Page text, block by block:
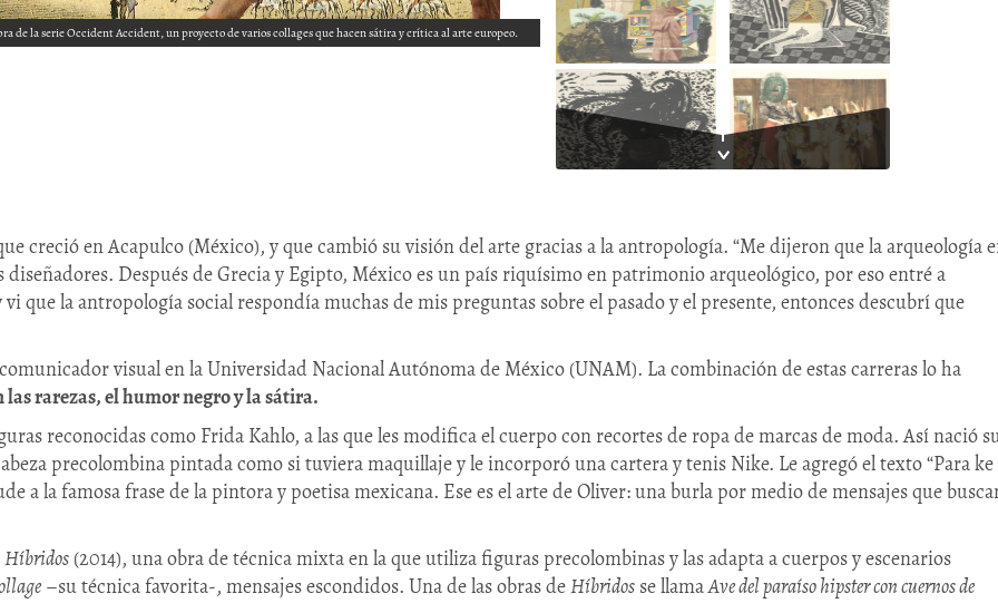
de la serie Occident Accident, un proyecto de varios collages que hacen sátira y crítica al arte europeo.
1
creció en Acapulco (México), y que cambió su visión del arte gracias a la antropología. “Me dijeron que la arqueología
Después de Grecia y Egipto, México es un país riquísimo en patrimonio arqueológico, por eso entré a
que la antropología social respondía muchas de mis preguntas sobre el pasado y el presente, entonces descubrí que
visual en la Universidad Nacional Autónoma de México (UNAM). La combinación de estas carreras lo ha
rarezas, el humor negro y la sátira.
reconocidas como Frida Kahlo, a las que les modifica el cuerpo con recortes de ropa de marcas de moda. Así nació
precolombina pintada como si tuviera maquillaje y le incorporó una cartera y tenis Nike. Le agregó el texto “Para ke
a la famosa frase de la pintora y poetisa mexicana. Ese es el arte de Oliver: una burla por medio de mensajes que
Híbridos (2014), una obra de técnica mixta en la que utiliza figuras precolombinas y las adapta a cuerpos y escenarios
–su técnica favorita-, mensajes escondidos. Una de las obras deHíbridos se llamaAve del paraíso hipster con cuernos de